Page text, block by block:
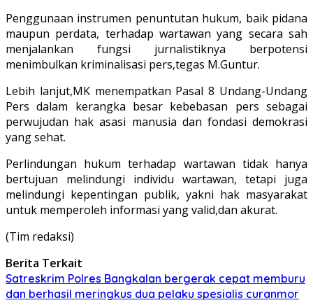
Penggunaan instrumen penuntutan hukum, baik pidana
maupun perdata, terhadap wartawan yang secara sah
menjalankan fungsi jurnalistiknya berpotensi
menimbulkan kriminalisasi pers,tegas M.Guntur.
Lebih lanjut,MK menempatkan Pasal 8 Undang-Undang
Pers dalam kerangka besar kebebasan pers sebagai
perwujudan hak asasi manusia dan fondasi demokrasi
yang sehat.
Perlindungan hukum terhadap wartawan tidak hanya
bertujuan melindungi individu wartawan, tetapi juga
melindungi kepentingan publik, yakni hak masyarakat
untuk memperoleh informasi yang valid,dan akurat.
(Tim redaksi)
Berita Terkait
Satreskrim Polres Bangkalan bergerak cepat memburu
dan berhasil meringkus dua pelaku spesialis curanmor